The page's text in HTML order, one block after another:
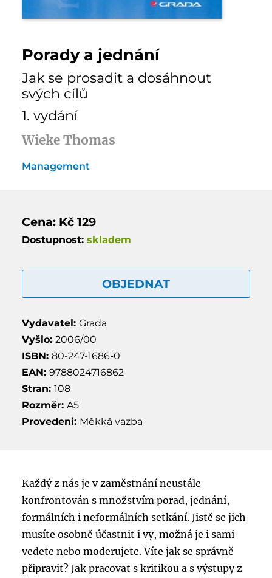
Porady a jednání
Jak se prosadit a dosáhnout
svých cílů
1. vydání
Wieke Thomas
Management
Cena: Kč 129
Dostupnost: skladem
OBJEDNAT
Vydavatel: Grada
Vyšlo: 2006/00
ISBN: 80-247-1686-0
EAN: 9788024716862
Stran: 108
Rozměr: A5
Provedeni: Měkká vazba
Každý z nás je v zaměstnání neustále
konfrontován s množstvím porad, jednání,
formálních i neformálních setkání. Jistě se jich
musíte osobně účastnit i vy, možná je i sami
vedete nebo moderujete. Víte jak se správně
připravit? Jak pracovat s kritikou a s výstupy z